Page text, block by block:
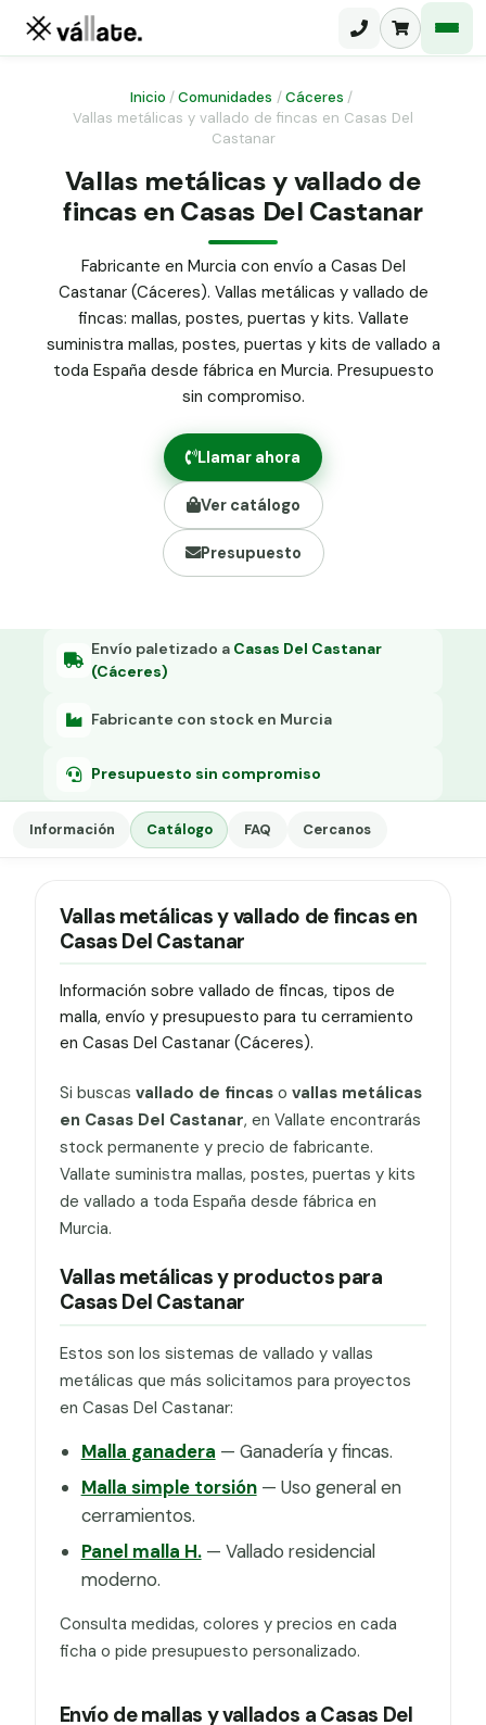
Malla electrosoldada
Malla ganadera
Malla triple torsión
Panel malla H.
Puerta abatible dos hojas
Puerta acceso peatonal
Poste malla Hércules
Poste malla simple torsión
Alambre de espino galvanizado
Alambre liso galvanizado
Malla ocultación 70 g/m² verde
Abrazadera PVC malla H.
Grapa malla H.
Grapadora
Inicio /Comunidades / Cáceres /
Vallas metálicas y vallado de fincas en Casas Del
Castanar
Vallas metálicas y vallado de
fincas en Casas Del Castanar
Fabricante en Murcia con envío a Casas Del
Castanar (Cáceres). Vallas metálicas y vallado de
fincas: mallas, postes, puertas y kits. Vallate
suministra mallas, postes, puertas y kits de vallado a
toda España desde fábrica en Murcia. Presupuesto
sin compromiso.
Llamar ahora
Ver catálogo
Presupuesto
Envío paletizado a Casas Del Castanar
(Cáceres)
Fabricante con stock en Murcia
Presupuesto sin compromiso
Información Catálogo FAQ Cercanos
Vallas metálicas y vallado de fincas en
Casas Del Castanar
Información sobre vallado de fincas, tipos de
malla, envío y presupuesto para tu cerramiento
en Casas Del Castanar (Cáceres).
Si buscas vallado de fincaso vallas metálicas
en Casas Del Castanar, en Vallate encontrarás
stock permanente y precio de fabricante.
Vallate suministra mallas, postes, puertas y kits
de vallado a toda España desde fábrica en
Murcia.
Vallas metálicas y productos para
Casas Del Castanar
Estos son los sistemas de vallado y vallas
metálicas que más solicitamos para proyectos
en Casas Del Castanar:
Malla ganadera — Ganadería y fincas.
Malla simple torsión— Uso general en
cerramientos.
Panel malla H.— Vallado residencial
moderno.
Consulta medidas, colores y precios en cada
ficha o pide presupuesto personalizado.
Envío de mallas y vallados a Casas Del